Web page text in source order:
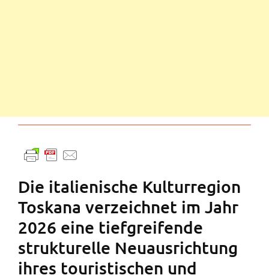
Die italienische Kulturregion
Toskana verzeichnet im Jahr
2026 eine tiefgreifende
strukturelle Neuausrichtung
ihres touristischen und